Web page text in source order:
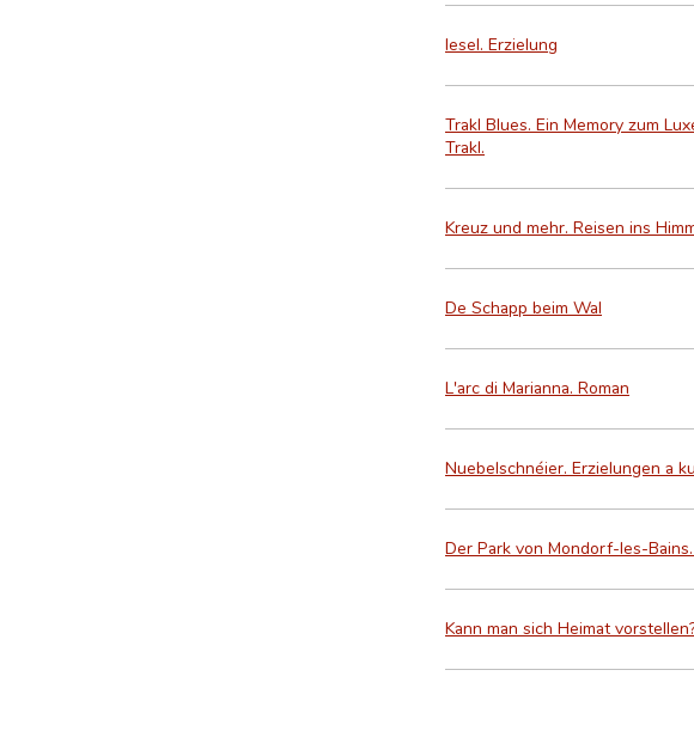
Iesel. Erzielung
Trakl Blues. Ein Memory zum
Trakl.
Kreuz und mehr. Reisen ins
De Schapp beim Wal
L'arc di Marianna. Roman
Nuebelschnéier. Erzielungen a
Der Park von Mondorf-les-
Kann man sich Heimat